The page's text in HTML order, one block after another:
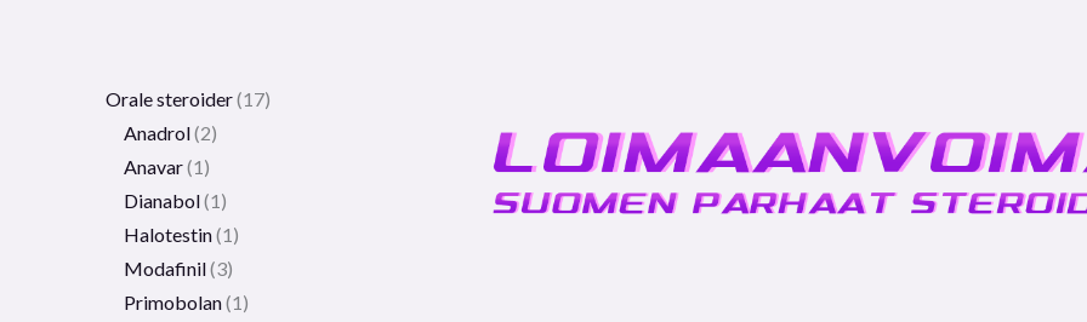
Orale steroider 17
Anadrol 2
Anavar 1
Dianabol 1
Halotestin 1
Modafinil 3
Primobolan 1